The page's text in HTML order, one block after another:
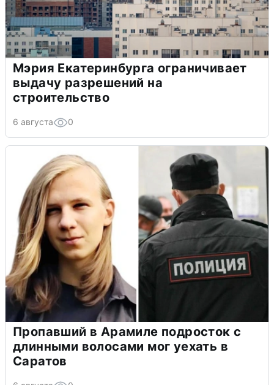
Мэрия Екатеринбурга ограничивает
выдачу разрешений на
строительство
6 августа 0
Пропавший в Арамиле подросток с
длинными волосами мог уехать в
Саратов